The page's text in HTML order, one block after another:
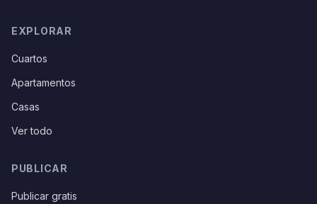
EXPLORAR
Cuartos
Apartamentos
Casas
Ver todo
PUBLICAR
Publicar gratis